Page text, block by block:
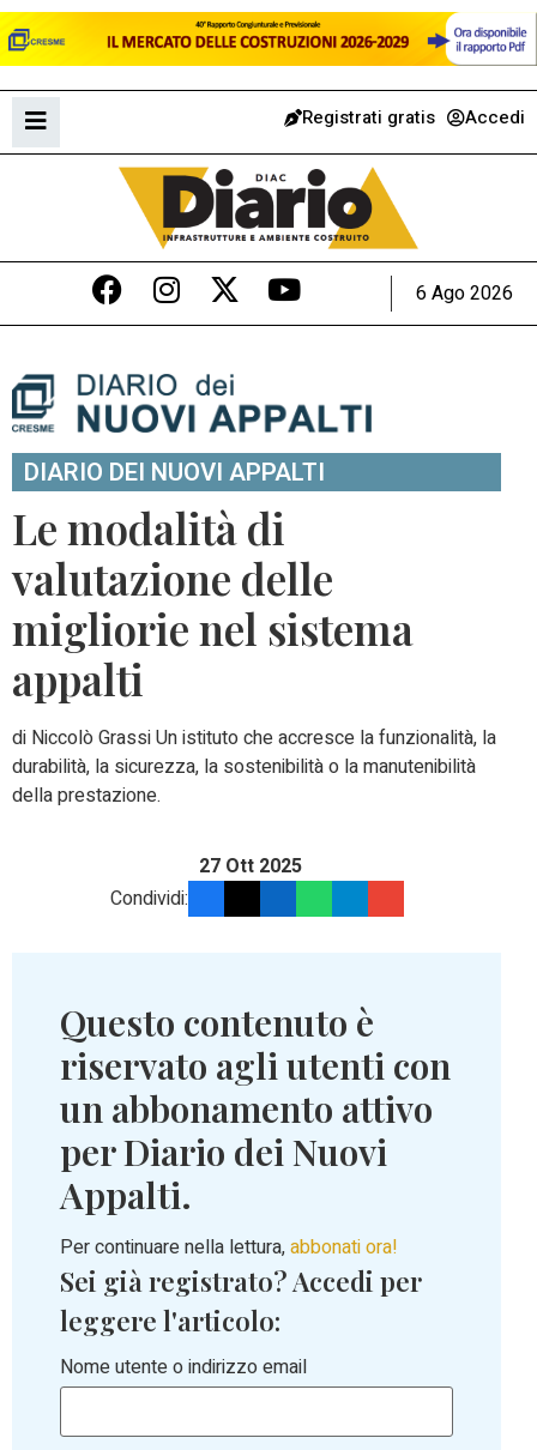
Registrati gratis Accedi
6 Ago 2026
DIARIO DEI NUOVI APPALTI
Le modalità di
valutazione delle
migliorie nel sistema
appalti
di Niccolò Grassi Un istituto che accresce la funzionalità, la
durabilità, la sicurezza, la sostenibilità o la manutenibilità
della prestazione.
27 Ott 2025
Condividi:
Questo contenuto è
riservato agli utenti con
un abbonamento attivo
per Diario dei Nuovi
Appalti.
Per continuare nella lettura,abbonati ora!
Sei già registrato? Accedi per
leggere l'articolo:
Nome utente o indirizzo email